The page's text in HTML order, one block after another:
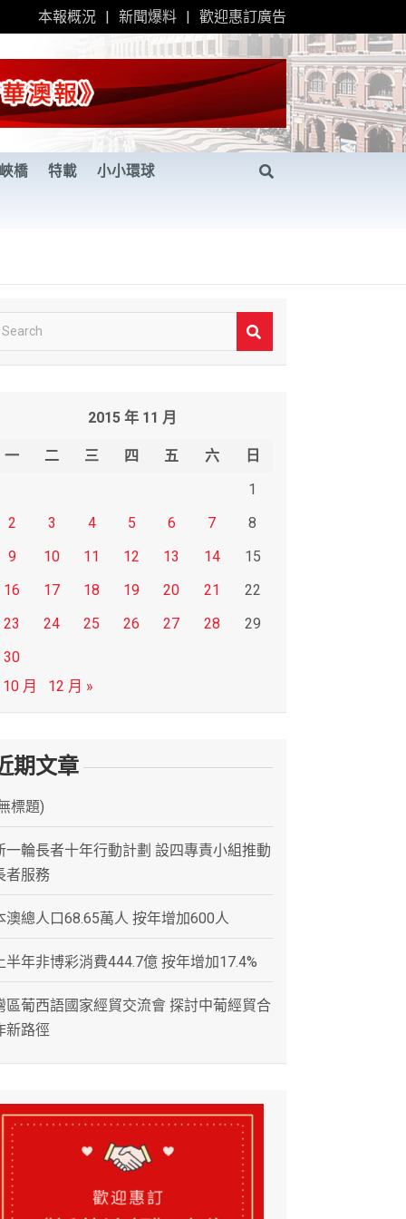
本報概況 新聞爆料 歡迎惠訂廣告
橋 特載 小小環球
2015 年 11 月
一 二 三 四 五 六
日
1
2
3 4 5 6 7
8
9
10 11 12 13 14
15
16
17 18 19 20 21
22
23
24 25 26 27 28
29
30
月
12 月 »
期文章
標題)
一輪長者十年行動計劃 設四專責小組推動
者服務
澳總人口68.65萬人 按年增加600人
半年非博彩消費444.7億 按年增加17.4%
區葡西語國家經貿交流會 探討中葡經貿合
新路徑